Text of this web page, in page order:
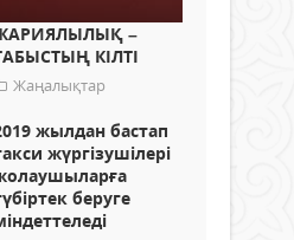
–
КІЛТІ
Жаңалықтар
жылдан бастап
жүргізушілері
беруге